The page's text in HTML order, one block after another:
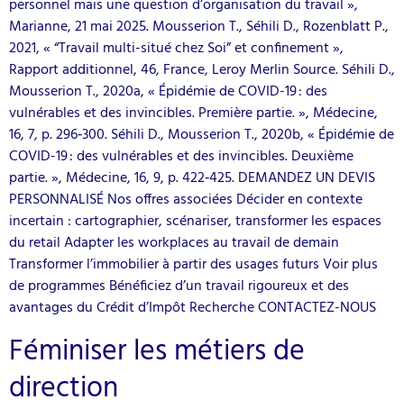
personnel mais une question d’organisation du travail »,
Marianne, 21 mai 2025. Mousserion T., Séhili D., Rozenblatt P.,
2021, « “Travail multi-situé chez Soi” et confinement »,
Rapport additionnel, 46, France, Leroy Merlin Source. Séhili D.,
Mousserion T., 2020a, « Épidémie de COVID-19 : des
vulnérables et des invincibles. Première partie. », Médecine,
16, 7, p. 296‑300. Séhili D., Mousserion T., 2020b, « Épidémie de
COVID-19 : des vulnérables et des invincibles. Deuxième
partie. », Médecine, 16, 9, p. 422‑425. DEMANDEZ UN DEVIS
PERSONNALISÉ Nos offres associées Décider en contexte
incertain : cartographier, scénariser, transformer les espaces
du retail Adapter les workplaces au travail de demain
Transformer l’immobilier à partir des usages futurs Voir plus
de programmes Bénéficiez d’un travail rigoureux et des
avantages du Crédit d’Impôt Recherche CONTACTEZ-NOUS
Féminiser les métiers de
direction